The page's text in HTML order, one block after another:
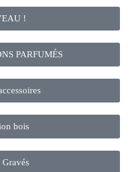
!
PARFUMÉS
bois
Gravés